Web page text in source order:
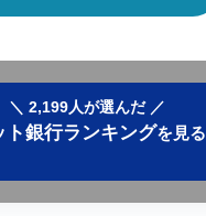
＼ 2,199人が選んだ ／
ト銀行ランキングを見る